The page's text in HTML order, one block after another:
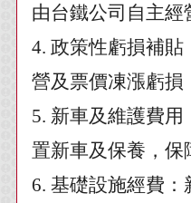
由台鐵公司自主經
4.政策性虧損補貼
營及票價凍漲虧損
5. 新車及維護費
置新車及保養，保
6.基礎設施經費：